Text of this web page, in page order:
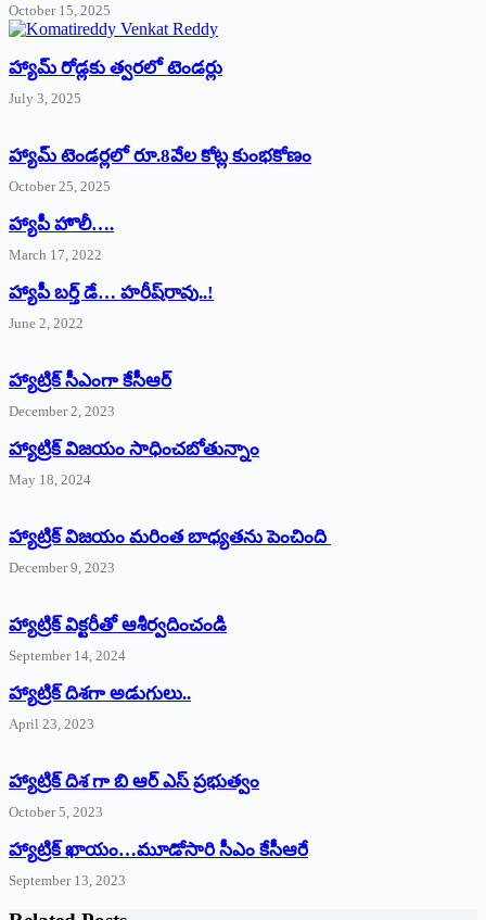
October 15, 2025
హ్యామ్‌ రోడ్లకు త్వరలో టెండర్లు
July 3, 2025
హ్యామ్‌ ‌టెండర్లలో రూ.8వేల కోట్ల కుంభకోణం
October 25, 2025
హ్యాపీ హొలీ….
March 17, 2022
హ్యాపీ బర్త్ ‌డే… హరీష్‌రావు..!
June 2, 2022
హ్యాట్రిక్‌ ‌సీఎంగా కేసీఆర్‌
December 2, 2023
హ్యాట్రిక్‌ విజయం సాధించబోతున్నాం
May 18, 2024
హ్యాట్రిక్ విజయం మరింత బాధ్యతను పెంచింది
December 9, 2023
హ్యాట్రిక్‌ ‌విక్టరీతో ఆశీర్వదించండి
September 14, 2024
‌హ్యాట్రిక్‌ ‌దిశగా అడుగులు..
April 23, 2023
హ్యాట్రిక్ దిశ గా బి ఆర్ ఎస్ ప్రభుత్వం
October 5, 2023
హ్యాట్రిక్‌ ‌ఖాయం…మూడోసారి సీఎం కేసీఆరే
September 13, 2023